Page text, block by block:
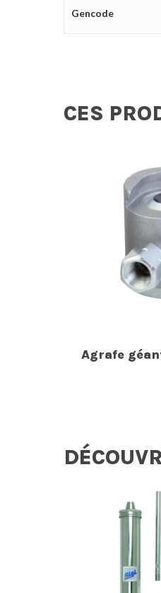
Gencode
CES
Agrafe